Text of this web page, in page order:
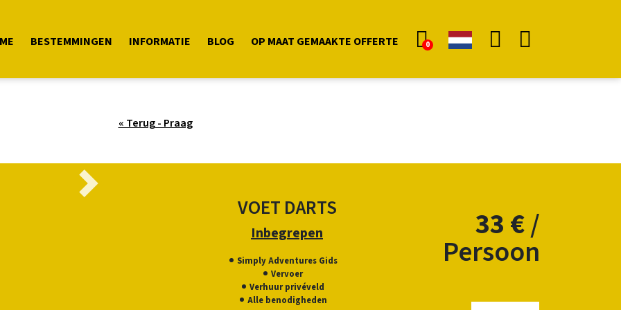
BESTEMMINGEN INFORMATIE BLOG OP MAAT GEMAAKTE OFFERTE 0
« Terug - Praag
Next
VOET DARTS
Inbegrepen
Simply Adventures Gids
Vervoer
Verhuur privéveld
Alle benodigheden
33 €/
Persoon